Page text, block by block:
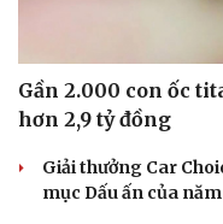
Gần 2.000 con ốc
hơn 2,9 tỷ đồng
Giải thưởng Car
mục Dấu ấn của năm